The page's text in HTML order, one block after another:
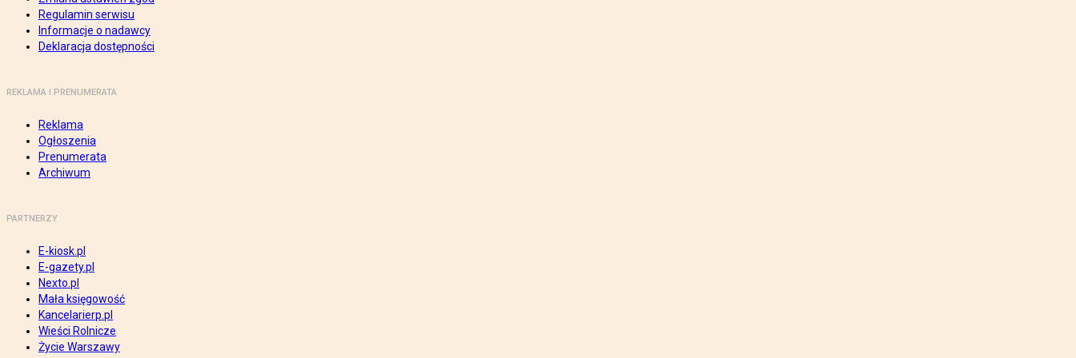
Regulamin serwisu
Informacje o nadawcy
Deklaracja dostępności
REKLAMA I PRENUMERATA
Reklama
Ogłoszenia
Prenumerata
Archiwum
PARTNERZY
E-kiosk.pl
E-gazety.pl
Nexto.pl
Mała księgowość
Kancelarierp.pl
Wieści Rolnicze
Życie Warszawy